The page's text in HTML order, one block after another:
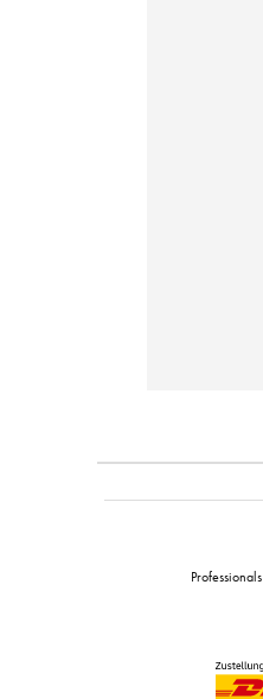
Professionals